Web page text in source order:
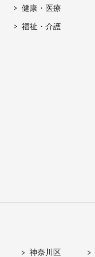
健康・医療
福祉・介護
神奈川区